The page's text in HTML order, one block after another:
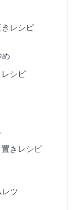
きレシピ
め
レシピ
置きレシピ
ツ